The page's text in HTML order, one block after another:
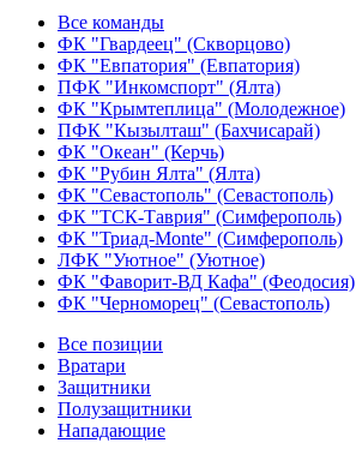
Все команды
ФК "Гвардеец" (Скворцово)
ФК "Евпатория" (Евпатория)
ПФК "Инкомспорт" (Ялта)
ФК "Крымтеплица" (Молодежное)
ПФК "Кызылташ" (Бахчисарай)
ФК "Океан" (Керчь)
ФК "Рубин Ялта" (Ялта)
ФК "Севастополь" (Севастополь)
ФК "ТСК-Таврия" (Симферополь)
ФК "Триад-Monte" (Симферополь)
ЛФК "Уютное" (Уютное)
ФК "Фаворит-ВД Кафа" (Феодосия)
ФК "Черноморец" (Севастополь)
Все позиции
Вратари
Защитники
Полузащитники
Нападающие